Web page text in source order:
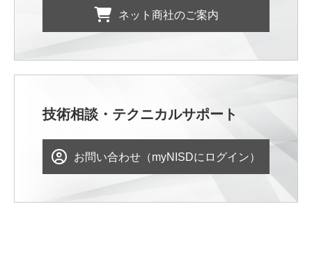
ネット商社のご案内
技術相談・テクニカルサポート
お問い合わせ（myNISDにログイン）